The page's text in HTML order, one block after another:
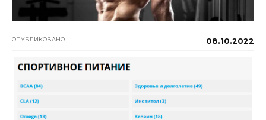
ОПУБЛИКОВАНО 08.10.2022